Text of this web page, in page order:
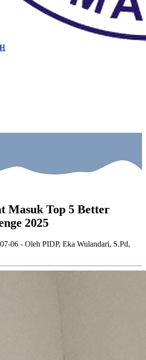
Masuk Top 5 Better
2025
06 - Oleh PIDP, Eka Wulandari, S.Pd,